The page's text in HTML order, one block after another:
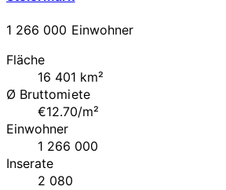
1 266 000 Einwohner
Fläche
16 401 km²
Ø Bruttomiete
€12.70/m²
Einwohner
1 266 000
Inserate
2 080